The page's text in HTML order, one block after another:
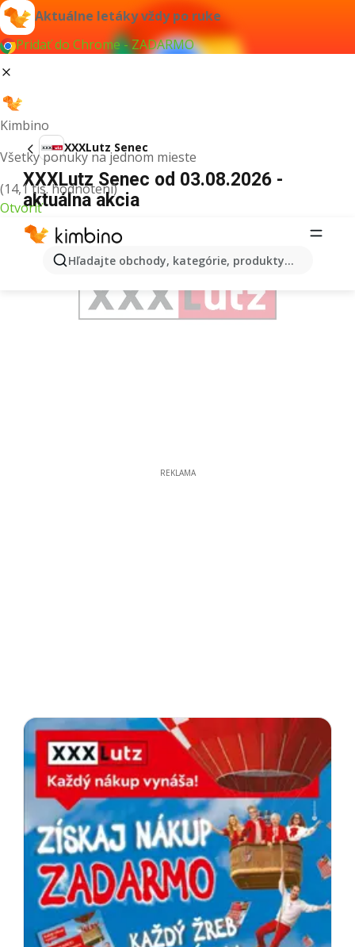
Aktuálne letáky vždy po ruke
Pridať do Chrome - ZADARMO
Kimbino
Všetky ponuky na jednom mieste
(14,1 tis. hodnotení)
Otvoriť
Hľadajte obchody, kategórie, produkty...
XXXLutz Senec
XXXLutz Senec od 03.08.2026 -
aktuálna akcia
REKLAMA